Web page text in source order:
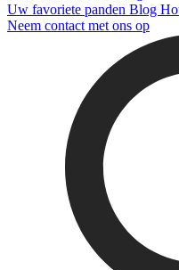
Uw favoriete panden Blog
Neem contact met ons op